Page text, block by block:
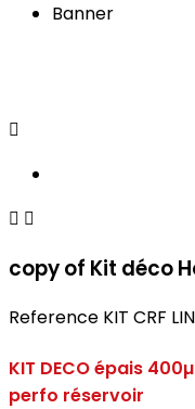
Banner

 
copy of Kit déco
Reference KIT CRF
KIT DECO épais
perfo réservoir